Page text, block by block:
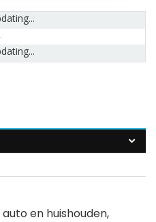
en huishouden,